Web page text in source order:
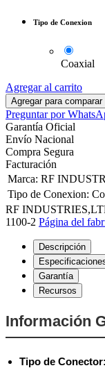
Tipo de Conexion
Coaxial
Agregar al carrito
Agregar para comparar
Preguntar por
Garantía Oficial
Envío Nacional
Compra Segura
Facturación
Marca: RF
Tipo de Conexion:
RF
1100-2 Página del
Descripción
Garantía
Recursos
Información
Tipo de Conector: